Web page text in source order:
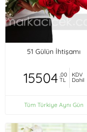
51 Gülün İhtişamı
15504 ,00
TL
KDV
Dahil
Tüm Türkiye Aynı Gün